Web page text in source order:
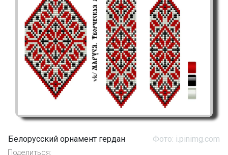
Белорусский орнамент гердан Фото: i.pinimg.com
Поделиться: